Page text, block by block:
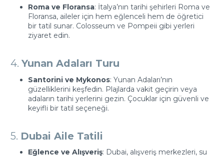
Roma ve Floransa: İtalya’nın tarihi şehirleri Roma ve
Floransa, aileler için hem eğlenceli hem de öğretici
bir tatil sunar. Colosseum ve Pompeii gibi yerleri
ziyaret edin.
4. Yunan Adaları Turu
Santorini ve Mykonos: Yunan Adaları’nın
güzelliklerini keşfedin. Plajlarda vakit geçirin veya
adaların tarihi yerlerini gezin. Çocuklar için güvenli ve
keyifli bir tatil seçeneği.
5. Dubai Aile Tatili
Eğlence ve Alışveriş: Dubai, alışveriş merkezleri, su